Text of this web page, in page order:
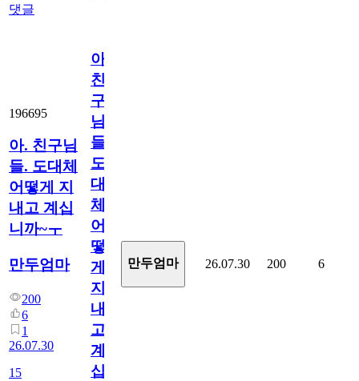
댓글
196695
아. 친구님
들. 도대체
어떻게 지
내고 계십
니까~ㅜ
만두엄마
200
6
1
26.07.30
15
아.
친
구
님
들.
도
대
체
어
떻
게
지
내
고
계
십
만두엄마 26.07.30 200 6